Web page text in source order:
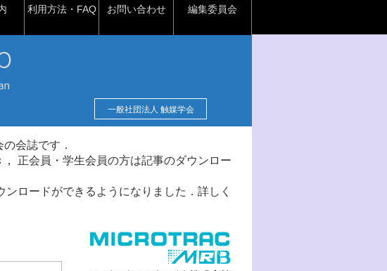
利用方法・FAQ お問い合わせ 編集委員会
一般社団法人 触媒学会
会誌です．
正会員・学生会員の方は記事のダウンロー
ロードができるようになりました．詳しく